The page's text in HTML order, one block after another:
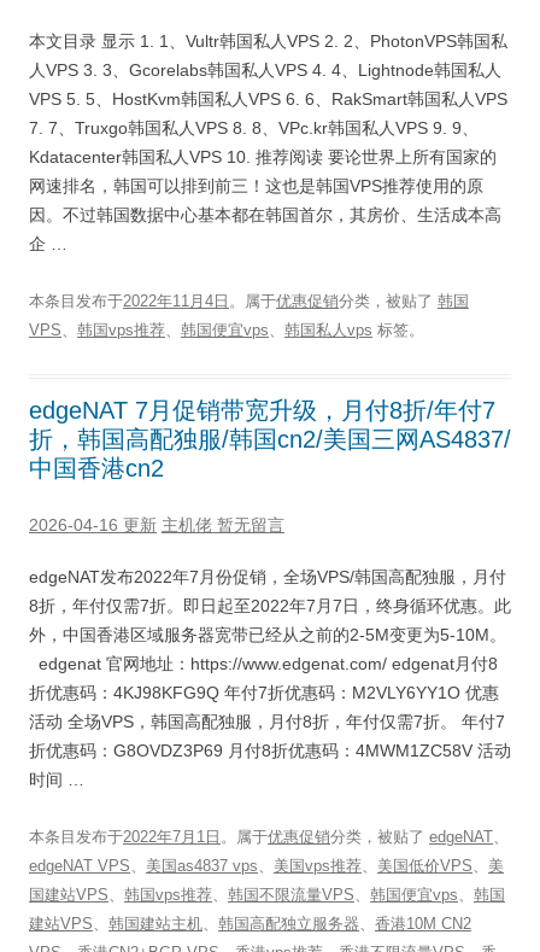
本文目录 显示 1. 1、Vultr韩国私人VPS 2. 2、PhotonVPS韩国私
人VPS 3. 3、Gcorelabs韩国私人VPS 4. 4、Lightnode韩国私人
VPS 5. 5、HostKvm韩国私人VPS 6. 6、RakSmart韩国私人VPS
7. 7、Truxgo韩国私人VPS 8. 8、VPc.kr韩国私人VPS 9. 9、
Kdatacenter韩国私人VPS 10. 推荐阅读 要论世界上所有国家的
网速排名，韩国可以排到前三！这也是韩国VPS推荐使用的原
因。不过韩国数据中心基本都在韩国首尔，其房价、生活成本高
企 …
本条目发布于2022年11月4日 。属于优惠促销分类，被贴了 韩国
VPS、 韩国vps推荐、 韩国便宜vps、 韩国私人vps 标签。
edgeNAT 7月促销带宽升级，月付8折/年付7
折，韩国高配独服/韩国cn2/美国三网AS4837/
中国香港cn2
2026-04-16 更新 主机佬 暂无留言
edgeNAT发布2022年7月份促销，全场VPS/韩国高配独服，月付
8折，年付仅需7折。即日起至2022年7月7日，终身循环优惠。此
外，中国香港区域服务器宽带已经从之前的2-5M变更为5-10M。
edgenat 官网地址：https://www.edgenat.com/ edgenat月付8
折优惠码：4KJ98KFG9Q 年付7折优惠码：M2VLY6YY1O 优惠
活动 全场VPS，韩国高配独服，月付8折，年付仅需7折。 年付7
折优惠码：G8OVDZ3P69 月付8折优惠码：4MWM1ZC58V 活动
时间 …
本条目发布于2022年7月1日 。属于优惠促销分类，被贴了 edgeNAT、
edgeNAT VPS、 美国as4837 vps、 美国vps推荐、 美国低价VPS、 美
国建站VPS、 韩国vps推荐、 韩国不限流量VPS、 韩国便宜vps、 韩国
建站VPS、 韩国建站主机、 韩国高配独立服务器、 香港10M CN2